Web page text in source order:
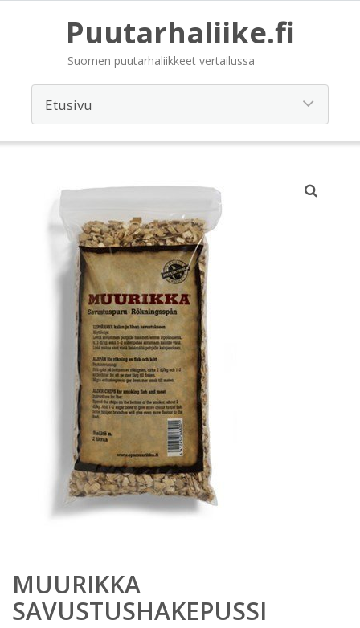
Puutarhaliike.fi
Suomen puutarhaliikkeet vertailussa
MUURIKKA
SAVUSTUSHAKEPUSSI